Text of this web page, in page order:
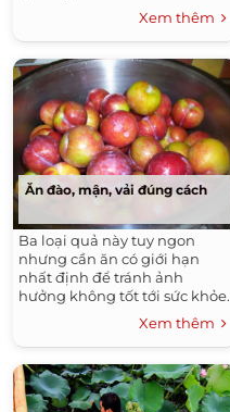
Xem thêm
Ăn đào, mận, vải đúng cách
Ba loại quả này tuy ngon
nhưng cần ăn có giới hạn
nhất định để tránh ảnh
hưởng không tốt tới sức khỏe.
Xem thêm